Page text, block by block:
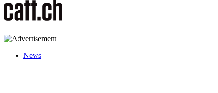
News